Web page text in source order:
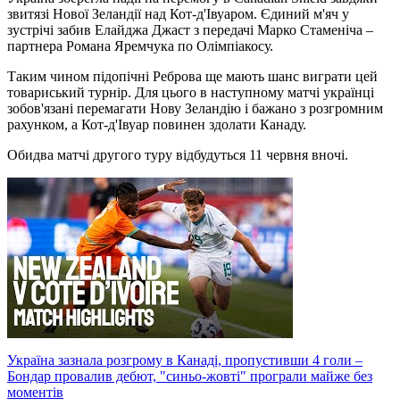
звитязі Нової Зеландії над Кот-д'Івуаром. Єдиний м'яч у
зустрічі забив Елайджа Джаст з передачі Марко Стаменіча –
партнера Романа Яремчука по Олімпіакосу.
Таким чином підопічні Реброва ще мають шанс виграти цей
товариський турнір. Для цього в наступному матчі українці
зобов'язані перемагати Нову Зеландію і бажано з розгромним
рахунком, а Кот-д'Івуар повинен здолати Канаду.
Обидва матчі другого туру відбудуться 11 червня вночі.
Україна зазнала розгрому в Канаді, пропустивши 4 голи –
Бондар провалив дебют, "синьо-жовті" програли майже без
моментів